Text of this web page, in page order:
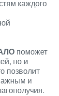
каждого
поможет
но и
позволит
и